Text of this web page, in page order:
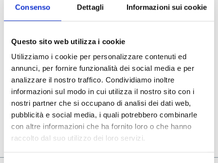
Consenso Dettagli Informazioni sui cookie
Questo sito web utilizza i cookie
Utilizziamo i cookie per personalizzare contenuti ed
annunci, per fornire funzionalità dei social media e per
analizzare il nostro traffico. Condividiamo inoltre
informazioni sul modo in cui utilizza il nostro sito con i
nostri partner che si occupano di analisi dei dati web,
pubblicità e social media, i quali potrebbero combinarle
con altre informazioni che ha fornito loro o che hanno
raccolto dal suo utilizzo dei loro servizi.